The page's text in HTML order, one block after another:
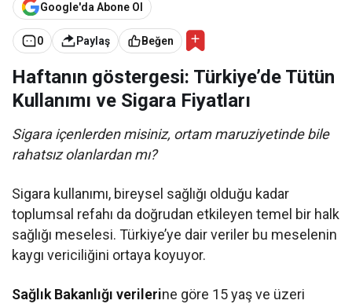
Google'da Abone Ol
0 Paylaş Beğen
Haftanın göstergesi: Türkiye’de Tütün
Kullanımı ve Sigara Fiyatları
Sigara içenlerden misiniz, ortam maruziyetinde bile
rahatsız olanlardan mı?
Sigara kullanımı, bireysel sağlığı olduğu kadar
toplumsal refahı da doğrudan etkileyen temel bir halk
sağlığı meselesi. Türkiye’ye dair veriler bu meselenin
kaygı vericiliğini ortaya koyuyor.
Sağlık Bakanlığı verilerine göre 15 yaş ve üzeri